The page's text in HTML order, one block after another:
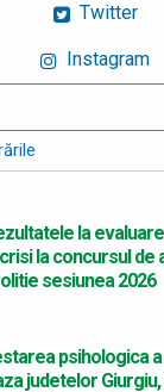
Twitter
Instagram
la
la concursul de
sesiunea 2026
psihologica
judetelor